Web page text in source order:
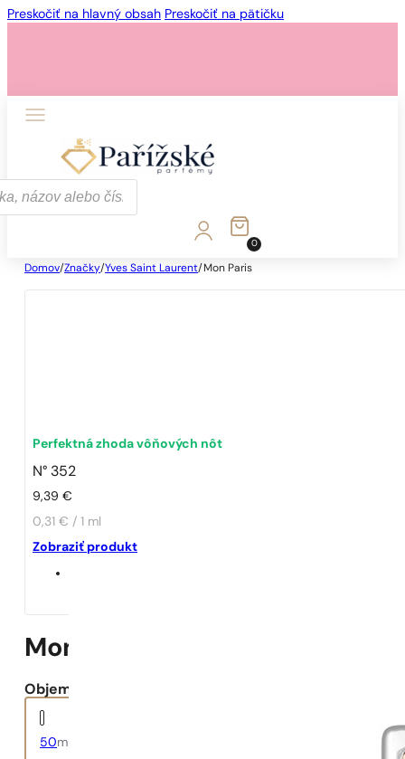
Preskočiť na hlavný obsah Preskočiť na pätičku
0
Domov/Značky/Yves Saint Laurent/ Mon Paris
Perfektná zhoda vôňových nôt
N° 352
9,39€
0,31 € / 1 ml
Zobraziť produkt
Mon Paris
Objem:
50ml